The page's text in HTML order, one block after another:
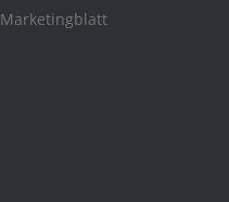
Marketingblatt